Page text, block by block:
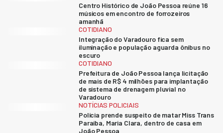
Centro Histórico de João Pessoa reúne 16
músicos em encontro de forrozeiros
amanhã
COTIDIANO
Integração do Varadouro fica sem
iluminação e população aguarda ônibus no
escuro
COTIDIANO
Prefeitura de João Pessoa lança licitação
de mais de R$ 4 milhões para implantação
de sistema de drenagem pluvial no
Varadouro
NOTÍCIAS POLICIAIS
Polícia prende suspeito de matar Miss Trans
Paraíba, Maria Clara, dentro de casa em
João Pessoa